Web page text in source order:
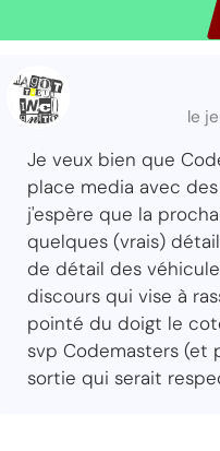
le
Je veux bien que
place media avec
j'espère que la
quelques (vrais)
de détail des
discours qui vise à
pointé du doigt le
svp Codemasters (et
sortie qui serait